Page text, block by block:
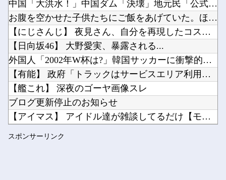
Powered by livedoor 相互RSS
中国「大洪水！」中国ダム「決壊」地元民「公式発表より死者多い...
お腹を空かせた子供たちにご飯をあげていた。ほんと助かるわ、ど...
【にじさんじ】 夜見さん、自分を再現したコスプレに興奮【コス...
【日向坂46】 大野愛実、暴露される...
外国人「2002年W杯は?」韓国サッカーに衝撃的不祥事！W杯...
【有能】 政府「トラックはサービスエリア利用有料化すればサボ...
【艦これ】 深夜のゴーヤ画像スレ
ブログ更新停止のお知らせ
【アイマス】 アイドル達が雑談してるだけ【モバマス】
スポンサーリンク